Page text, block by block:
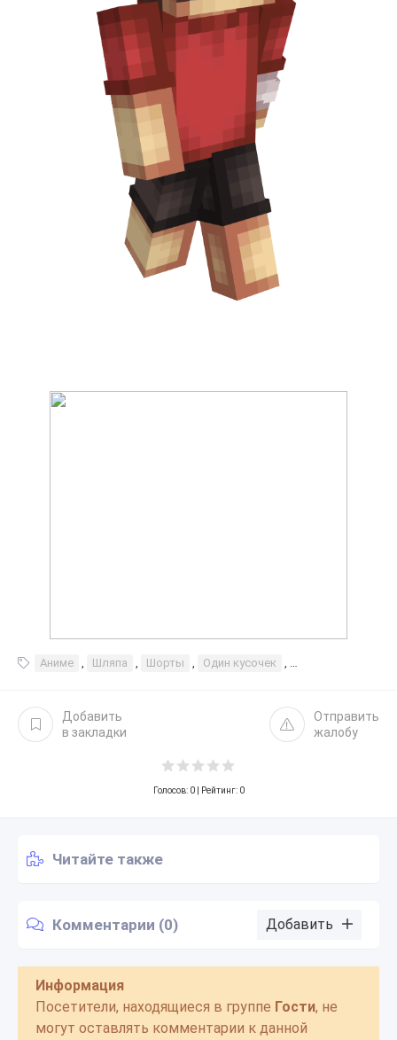
Аниме , Шляпа , Шорты , Один кусочек , Соломенная
Добавить
в закладки
Отправить
жалобу
Голосов: 0| Рейтинг: 0
Читайте также
Комментарии (0) Добавить
Информация
Посетители, находящиеся в группе Гости, не
могут оставлять комментарии к данной